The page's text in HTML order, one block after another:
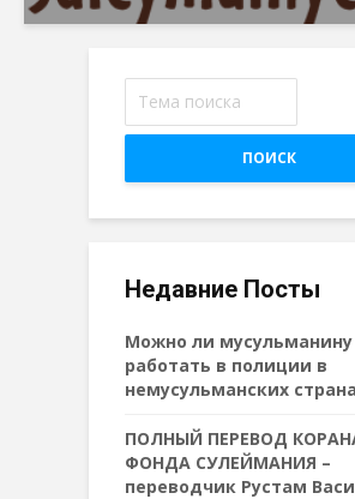
ПОИСК
Недавние Посты
Можно ли мусульманину
работать в полиции в
немусульманских
ПОЛНЫЙ ПЕРЕВОД
ФОНДА СУЛЕЙМАНИЯ –
переводчик Рустам